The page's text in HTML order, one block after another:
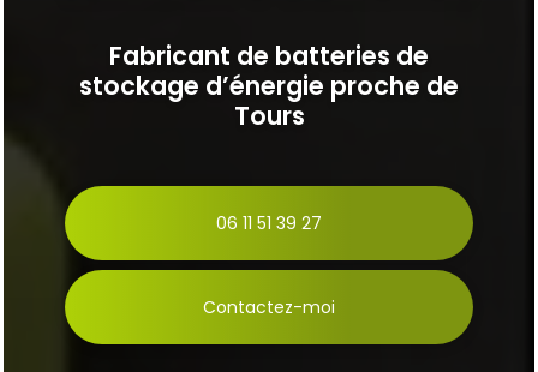
Fabricant de batteries de
stockage d’énergie proche de
Tours
06 11 51 39 27
Contactez-moi